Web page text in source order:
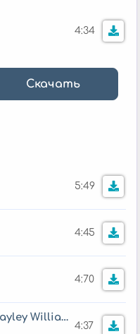
4:34
Скачать
5:49
4:45
4:70
Stay The Night (Feat. Hayley Williams)
4:37